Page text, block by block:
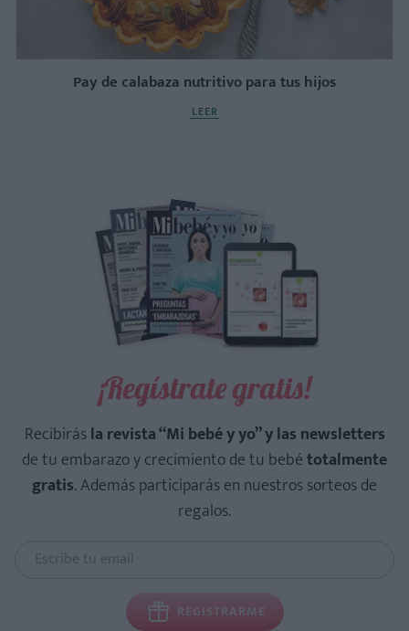
Pay de calabaza nutritivo para tus hijos
LEER
¡Regístrate gratis!
Recibirásla revista “Mi bebé y yo” y las newsletters
de tu embarazo y crecimiento de tu bebétotalmente
gratis. Además participarás en nuestros sorteos de
regalos.
REGISTRARME